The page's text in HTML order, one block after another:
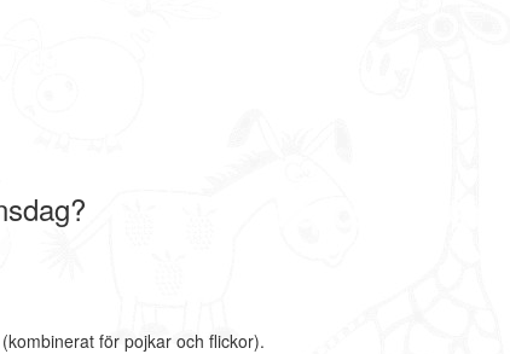
för pojkar och flickor).